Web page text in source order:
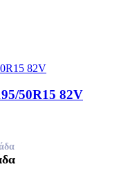
50R15 82V